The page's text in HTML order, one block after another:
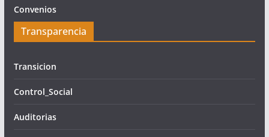
Convenios
Transparencia
Transicion
Control_Social
Auditorias